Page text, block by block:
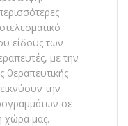
είδους των
με την
θεραπευτικής
την
σε
χώρα μας.